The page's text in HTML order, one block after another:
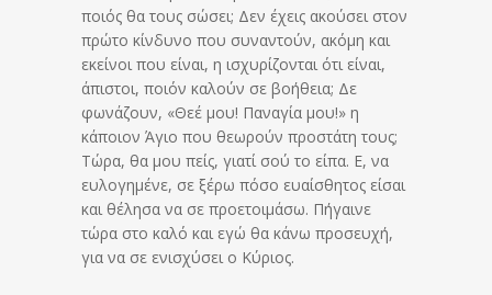
ποιός θα τους σώσει; Δεν έχεις ακούσει στον
πρώτο κίνδυνο που συναντούν, ακόμη και
εκείνοι που είναι, η ισχυρίζονται ότι είναι,
άπιστοι, ποιόν καλούν σε βοήθεια; Δε
φωνάζουν, «Θεέ μου! Παναγία μου!» η
κάποιον Άγιο που θεωρούν προστάτη τους;
Τώρα, θα μου πείς, γιατί σού το είπα. Ε, να
ευλογημένε, σε ξέρω πόσο ευαίσθητος είσαι
και θέλησα να σε προετοιμάσω. Πήγαινε
τώρα στο καλό και εγώ θα κάνω προσευχή,
για να σε ενισχύσει ο Κύριος.